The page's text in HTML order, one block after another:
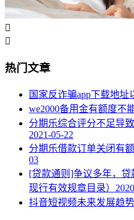


热门文章
国家反诈骗app下载地址
we2000备用金有额度不
分期乐综合评分不足导
2021-05-22
分期乐借款订单关闭有
03
[贷款通则]争议多年，
现行有效规章目录）
抖音短视频未来发展趋